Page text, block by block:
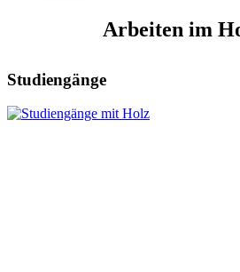
Arbeiten im
Studiengänge